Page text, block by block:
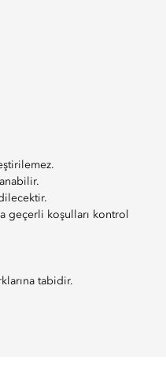
geçerli koşulları kontrol
tabidir.